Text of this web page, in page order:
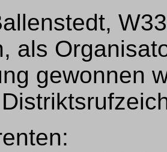
als
gewonnen